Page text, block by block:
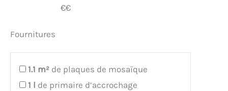
€€
Fournitures
1.1 m² de plaques de mosaïque
1 l de primaire d’accrochage